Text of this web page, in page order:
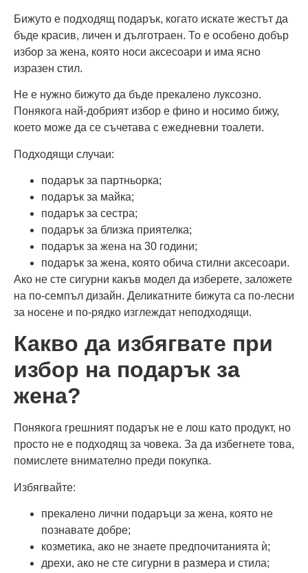
Бижуто е подходящ подарък, когато искате жестът да
бъде красив, личен и дълготраен. То е особено добър
избор за жена, която носи аксесоари и има ясно
изразен стил.
Не е нужно бижуто да бъде прекалено луксозно.
Понякога най-добрият избор е фино и носимо бижу,
което може да се съчетава с ежедневни тоалети.
Подходящи случаи:
подарък за партньорка;
подарък за майка;
подарък за сестра;
подарък за близка приятелка;
подарък за жена на 30 години;
подарък за жена, която обича стилни аксесоари.
Ако не сте сигурни какъв модел да изберете, заложете
на по-семпъл дизайн. Деликатните бижута са по-лесни
за носене и по-рядко изглеждат неподходящи.
Какво да избягвате при
избор на подарък за
жена?
Понякога грешният подарък не е лош като продукт, но
просто не е подходящ за човека. За да избегнете това,
помислете внимателно преди покупка.
Избягвайте:
прекалено лични подаръци за жена, която не
познавате добре;
козметика, ако не знаете предпочитанията ѝ;
дрехи, ако не сте сигурни в размера и стила;